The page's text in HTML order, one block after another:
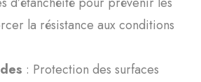
la résistance aux conditions
: Protection des surfaces